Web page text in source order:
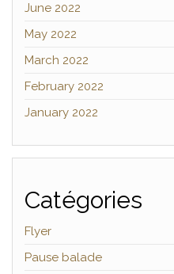
June 2022
May 2022
March 2022
February 2022
January 2022
Catégories
Flyer
Pause balade